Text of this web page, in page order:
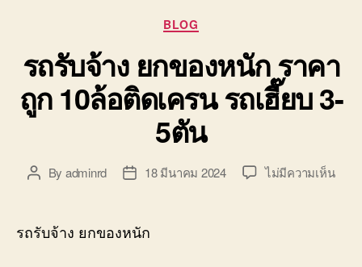
พาณิชย์
บริการ
รถยก
รถ
รับจ้าง
ใน
เขต
บ่อ
วิน
Categories
BLOG
รถรับจ้าง ยกของหนัก ราคา
ถูก 10ล้อติดเครน รถเฮี๊ยบ 3-
5ตัน
PostBy adminrd
Post18 มีนาคม 2024 ไม่มีความเห็นบน
รถรับจ้าง ยกของหนัก